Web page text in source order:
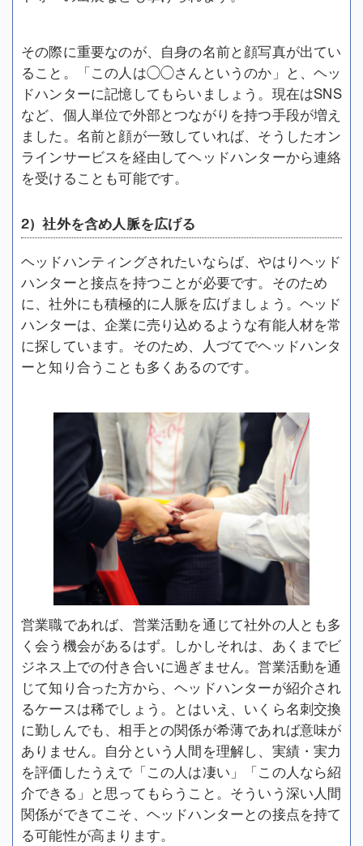
その際に重要なのが、自身の名前と顔写真が出てい
ること。「この人は◯◯さんというのか」と、ヘッ
ドハンターに記憶してもらいましょう。現在はSNS
など、個人単位で外部とつながりを持つ手段が増え
ました。名前と顔が一致していれば、そうしたオン
ラインサービスを経由してヘッドハンターから連絡
を受けることも可能です。
2）社外を含め人脈を広げる
ヘッドハンティングされたいならば、やはりヘッド
ハンターと接点を持つことが必要です。そのため
に、社外にも積極的に人脈を広げましょう。ヘッド
ハンターは、企業に売り込めるような有能人材を常
に探しています。そのため、人づてでヘッドハンタ
ーと知り合うことも多くあるのです。
営業職であれば、営業活動を通じて社外の人とも多
く会う機会があるはず。しかしそれは、あくまでビ
ジネス上での付き合いに過ぎません。営業活動を通
じて知り合った方から、ヘッドハンターが紹介され
るケースは稀でしょう。とはいえ、いくら名刺交換
に勤しんでも、相手との関係が希薄であれば意味が
ありません。自分という人間を理解し、実績・実力
を評価したうえで「この人は凄い」「この人なら紹
介できる」と思ってもらうこと。そういう深い人間
関係ができてこそ、ヘッドハンターとの接点を持て
る可能性が高まります。